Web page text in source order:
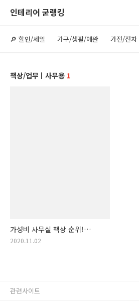
인테리어 굳랭킹
🔎 할인/세일 가구/생활/애완 가전/전자
책상/업무ㅣ사무용 1
가성비 사무실 책상 순위!
착한가격 사무실책상 추천
2020.11.02
관련사이트